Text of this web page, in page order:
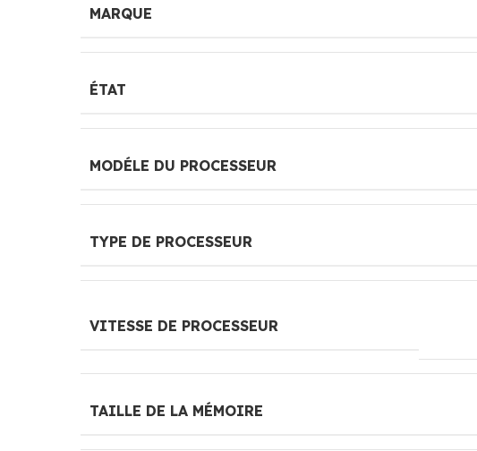
MARQUE
ÉTAT
MODÉLE DU PROCESSEUR
TYPE DE PROCESSEUR
VITESSE DE PROCESSEUR
TAILLE DE LA MÉMOIRE